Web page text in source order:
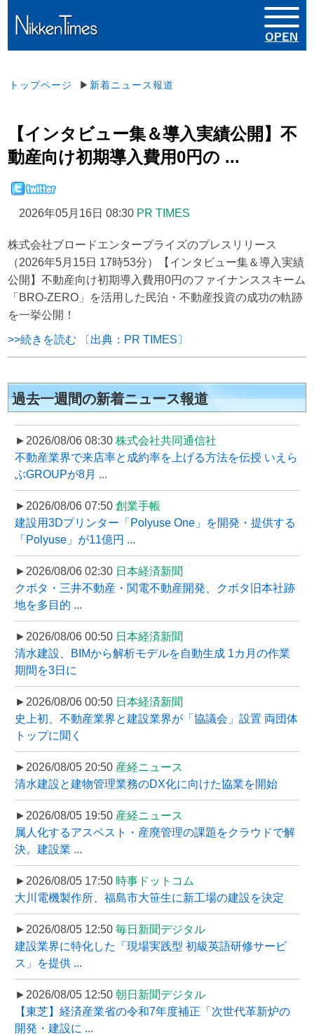
トップページ ▶ 新着ニュース報道
【インタビュー集＆導入実績公開】不
動産向け初期導入費用0円の ...
2026年05月16日 08:30 PR TIMES
株式会社ブロードエンタープライズのプレスリリース
（2026年5月15日 17時53分）【インタビュー集＆導入実績
公開】不動産向け初期導入費用0円のファイナンススキーム
「BRO-ZERO」を活用した民泊・不動産投資の成功の軌跡
を一挙公開！
>>続きを読む 〔出典：PR TIMES〕
過去一週間の新着ニュース報道
►2026/08/06 08:30 株式会社共同通信社
不動産業界で来店率と成約率を上げる方法を伝授 いえら
ぶGROUPが8月 ...
►2026/08/06 07:50 創業手帳
建設用3Dプリンター「Polyuse One」を開発・提供する
「Polyuse」が11億円 ...
►2026/08/06 02:30 日本経済新聞
クボタ・三井不動産・関電不動産開発、クボタ旧本社跡
地を多目的 ...
►2026/08/06 00:50 日本経済新聞
清水建設、BIMから解析モデルを自動生成 1カ月の作業
期間を3日に
►2026/08/06 00:50 日本経済新聞
史上初、不動産業界と建設業界が「協議会」設置 両団体
トップに聞く
►2026/08/05 20:50 産経ニュース
清水建設と建物管理業務のDX化に向けた協業を開始
►2026/08/05 19:50 産経ニュース
属人化するアスベスト・産廃管理の課題をクラウドで解
決。建設業 ...
►2026/08/05 17:50 時事ドットコム
大川電機製作所、福島市大笹生に新工場の建設を決定
►2026/08/05 12:50 毎日新聞デジタル
建設業界に特化した「現場実践型 初級英語研修サービ
ス」を提供 ...
►2026/08/05 12:50 朝日新聞デジタル
【東芝】経済産業省の令和7年度補正「次世代革新炉の
開発・建設に ...